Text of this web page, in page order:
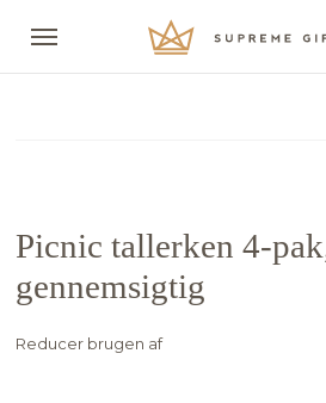
Picnic tallerken 4-
gennemsigtig
Reducer brugen af